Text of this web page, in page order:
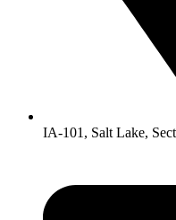
IA-101, Salt Lake,